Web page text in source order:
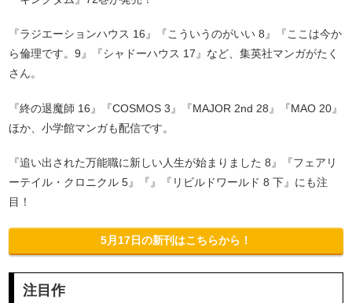
『ラジエーションハウス 16』『こういうのがいい 8』『ここは今か
ら倫理です。9』『シャドーハウス 17』など、集英社マンガがたく
さん。
『終の退魔師 16』『COSMOS 3』『MAJOR 2nd 28』『MAO 20』
ほか、小学館マンガも配信です。
『追い出された万能職に新しい人生が始まりました 8』『フェアリ
ーテイル・クロニクル 5』『』『リビルドワールド 8 下』にも注
目！
5月17日の新刊はこちらから！
注目作